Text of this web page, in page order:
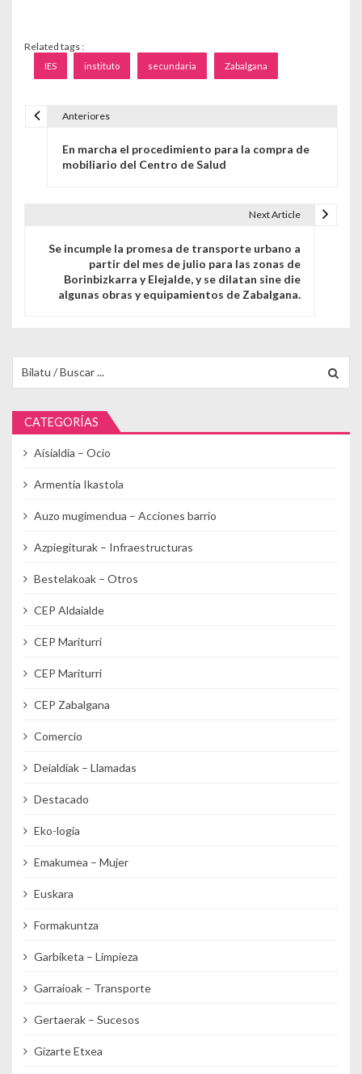
Related tags :
IES instituto secundaria Zabalgana
Anteriores
En marcha el procedimiento para la compra de
mobiliario del Centro de Salud
Next Article
Se incumple la promesa de transporte urbano a
partir del mes de julio para las zonas de
Borinbizkarra y Elejalde, y se dilatan sine die
algunas obras y equipamientos de Zabalgana.
CATEGORÍAS
Aisialdia – Ocio
Armentia Ikastola
Auzo mugimendua – Acciones barrio
Azpiegiturak – Infraestructuras
Bestelakoak – Otros
CEP Aldaialde
CEP Mariturri
CEP Mariturri
CEP Zabalgana
Comercio
Deialdiak – Llamadas
Destacado
Eko-logia
Emakumea – Mujer
Euskara
Formakuntza
Garbiketa – Limpieza
Garraioak – Transporte
Gertaerak – Sucesos
Gizarte Etxea